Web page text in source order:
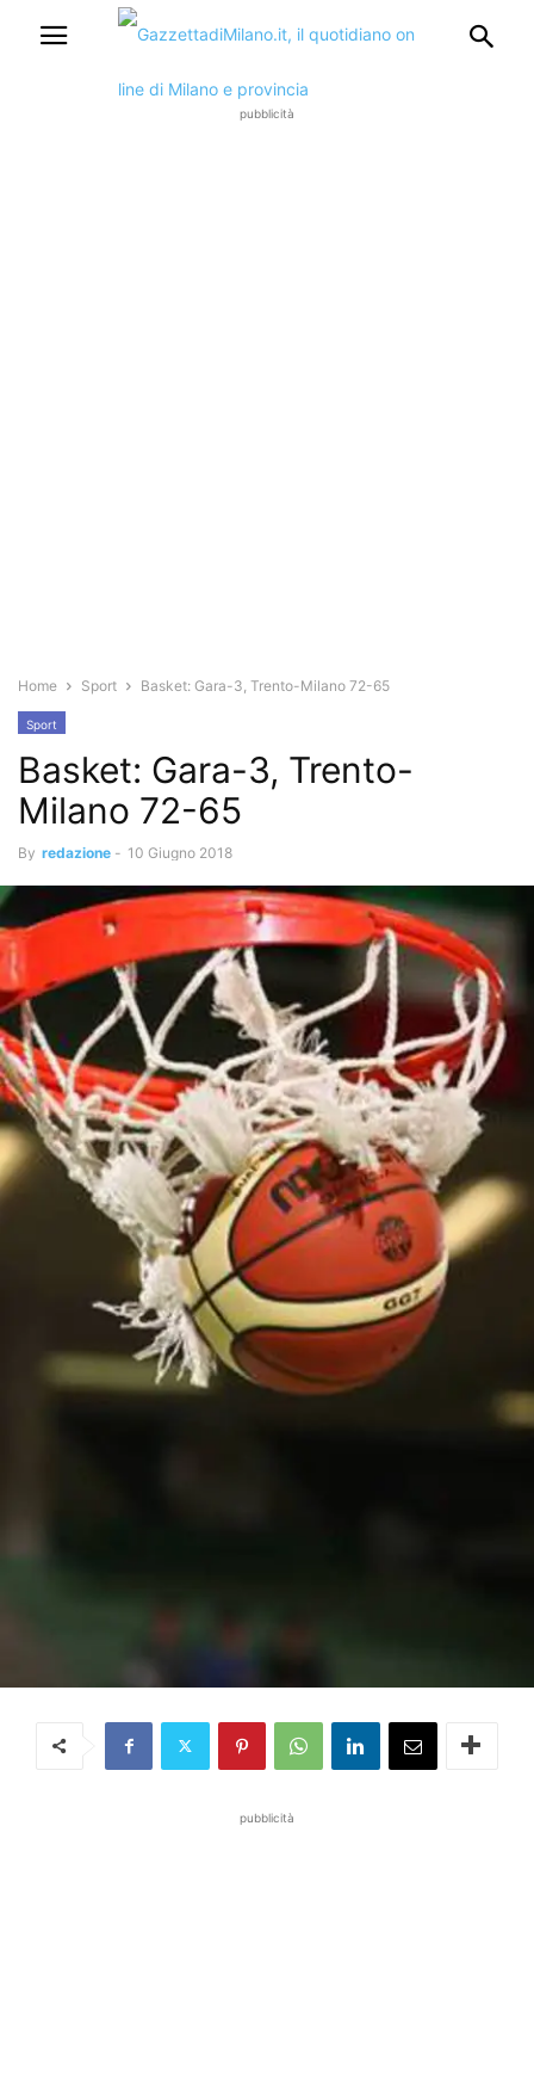
pubblicità
Home Sport Basket: Gara-3, Trento-Milano 72-65
Sport
Basket: Gara-3, Trento-
Milano 72-65
By redazione - 10 Giugno 2018
pubblicità